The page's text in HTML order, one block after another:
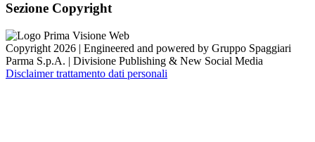
Sezione Copyright
Copyright 2026 | Engineered and powered by Gruppo Spaggiari
Parma S.p.A. | Divisione Publishing & New Social Media
Disclaimer trattamento dati personali